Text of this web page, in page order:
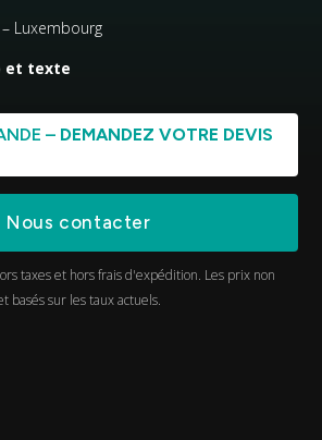
– Luxembourg
et texte
– DEMANDEZ VOTRE DEVIS
Nous contacter
taxes et hors frais d'expédition. Les prix non
basés sur les taux actuels.